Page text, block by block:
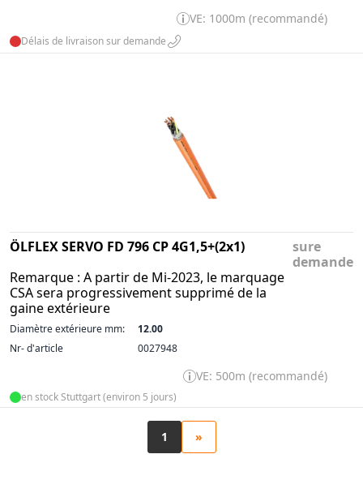
VE: 1000m (recommandé)
Délais de livraison sur demande
ÖLFLEX SERVO FD 796 CP 4G1,5+(2x1)
Remarque : A partir de Mi-2023, le marquage
CSA sera progressivement supprimé de la
gaine extérieure
sure
demande
Diamètre extérieure mm:
12.00
Nr- d'article
0027948
VE: 500m (recommandé)
en stock Stuttgart (environ 5 jours)
1 »